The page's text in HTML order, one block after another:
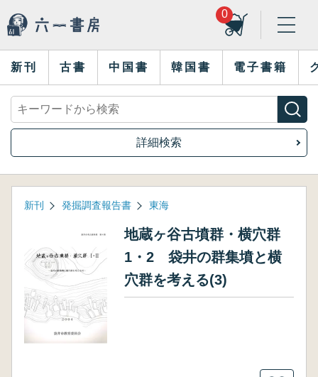
0
新刊 古書 中国書 韓国書 電子書籍
詳細検索
新刊 発掘調査報告書 東海
地蔵ヶ谷古墳群・横穴群
1・2 袋井の群集墳と横
穴群を考える(3)